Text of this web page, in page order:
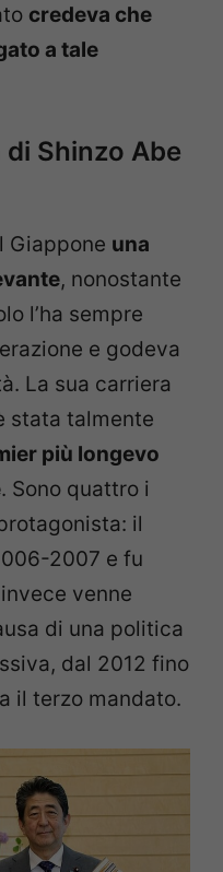
credeva che
a tale
Shinzo Abe
Giappone una
, nonostante
l’ha sempre
e godeva
La sua carriera
stata talmente
più longevo
. Sono quattro i
il
2007 e fu
venne
di una politica
dal 2012 fino
il terzo mandato.